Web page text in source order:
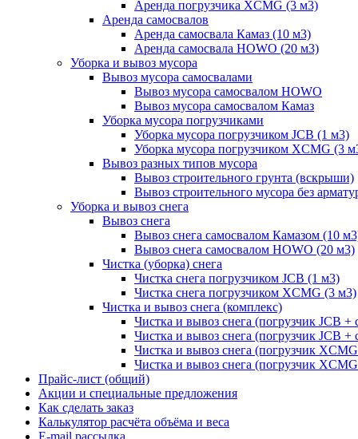
Аренда погрузчика XCMG (3 м3)
Аренда самосвалов
Аренда самосвала Камаз (10 м3)
Аренда самосвала HOWO (20 м3)
Уборка и вывоз мусора
Вывоз мусора самосвалами
Вывоз мусора самосвалом HOWO
Вывоз мусора самосвалом Камаз
Уборка мусора погрузчиками
Уборка мусора погрузчиком JCB (1 м3)
Уборка мусора погрузчиком XCMG (3
Вывоз разных типов мусора
Вывоз строительного грунта (вскрыши)
Вывоз строительного мусора без
Уборка и вывоз снега
Вывоз снега
Вывоз снега самосвалом Камазом (10
Вывоз снега самосвалом HOWO (20 м3)
Чистка (уборка) снега
Чистка снега погрузчиком JCB (1 м3)
Чистка снега погрузчиком XCMG (3 м3)
Чистка и вывоз снега (комплекс)
Чистка и вывоз снега (погрузчик JCB +
Чистка и вывоз снега (погрузчик JCB +
Чистка и вывоз снега (погрузчик
Чистка и вывоз снега (погрузчик
Прайс-лист (общий)
Акции и специальные предложения
Как сделать заказ
Калькулятор расчёта объёма и веса
E-mail рассылка